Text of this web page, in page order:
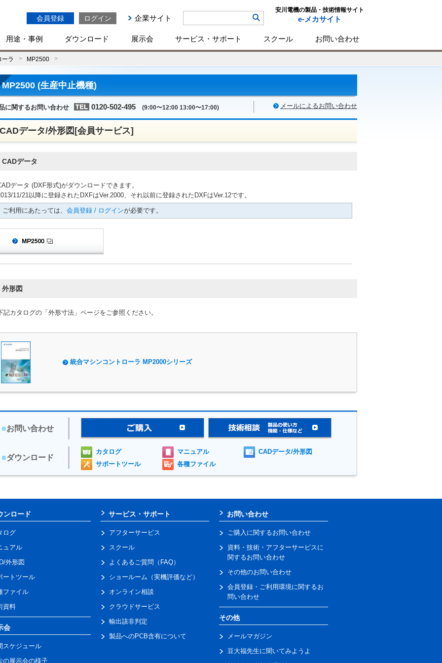
会員登録 ログイン 企業サイト
安川電機の製品・技術情報サイト
e-メカサイト
用途・事例 ダウンロード 展示会 サービス・サポート スクール お問い合わせ
ーラ MP2500
MP2500 (生産中止機種)
に関するお問い合わせ 0120-502-495 (9:00〜12:00 13:00〜17:00) メールによるお問い合わせ
CADデータ/外形図[会員サービス]
CADデータ
データ (DXF形式)がダウンロードできます。
11/21以降に登録されたDXFはVer.2000、それ以前に登録されたDXFはVer.12です。
ご利用にあたっては、 会員登録 / ログインが必要です。
外形図
記カタログの「外形寸法」ページをご参照ください。
統合マシンコントローラ MP2000シリーズ
■お問い合わせ
■ダウンロード
カタログ マニュアル
CADデータ/外形図
サポートツール
各種ファイル
ンロード
ログ
ュアル
外形図
ートツール
ファイル
資料
会
スケジュール
の展示会の様子
サービス・サポート
アフターサービス
スクール
よくあるご質問（FAQ）
ショールーム（実機評価など）
オンライン相談
クラウドサービス
輸出該非判定
製品へのPCB含有について
お問い合わせ
ご購入に関するお問い合わせ
資料・技術・アフターサービスに
関するお問い合わせ
その他のお問い合わせ
会員登録・ご利用環境に関するお
問い合わせ
その他
メールマガジン
豆大福先生に聞いてみようよ